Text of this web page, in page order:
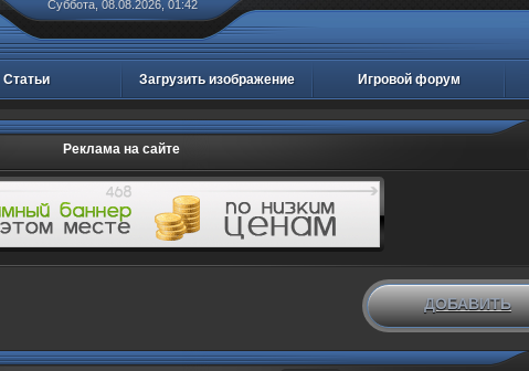
Суббота, 08.08.2026, 01:42
Статьи Загрузить изображение Игровой форум
Реклама на сайте
ДОБАВИТЬ